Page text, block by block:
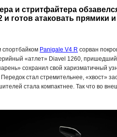
и стритфайтера
и готов атаковать
Panigale V4 R сорван
«атлет» Diavel 1260,
сохранил свой харизматичный
стал стремительнее, «хвост»
стала компактнее. Так что во